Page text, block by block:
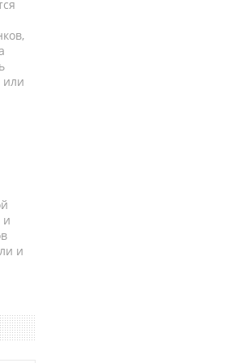
или
и
и